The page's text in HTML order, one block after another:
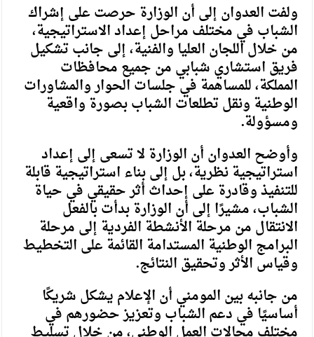
ولفت العدوان إلى أن الوزارة حرصت على إشراك
الشباب في مختلف مراحل إعداد الاستراتيجية،
من خلال اللجان العليا والفنية، إلى جانب تشكيل
فريق استشاري شبابي من جميع محافظات
المملكة، للمساهمة في جلسات الحوار والمشاورات
الوطنية ونقل تطلعات الشباب بصورة واقعية
ومسؤولة.
وأوضح العدوان أن الوزارة لا تسعى إلى إعداد
استراتيجية نظرية، بل إلى بناء استراتيجية قابلة
للتنفيذ وقادرة على إحداث أثر حقيقي في حياة
الشباب، مشيرًا إلى أن الوزارة بدأت بالفعل
الانتقال من مرحلة الأنشطة الفردية إلى مرحلة
البرامج الوطنية المستدامة القائمة على التخطيط
وقياس الأثر وتحقيق النتائج.
من جانبه بين المومني أن الإعلام يشكل شريكًا
أساسيًا في دعم الشباب وتعزيز حضورهم في